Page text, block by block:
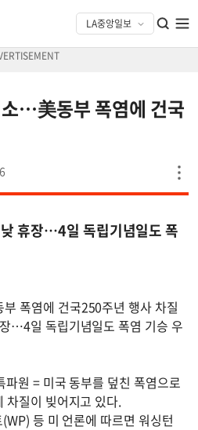
…美동부 폭염에 건국
휴장…4일 독립기념일도 폭
폭염에 건국250주년 행사 차질
…4일 독립기념일도 폭염 기승 우
원 = 미국 동부를 덮친 폭염으로
차질이 빚어지고 있다.
등 미 언론에 따르면 워싱턴